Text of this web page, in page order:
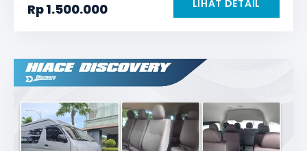
Rp1.500.000 LIHAT DETAIL